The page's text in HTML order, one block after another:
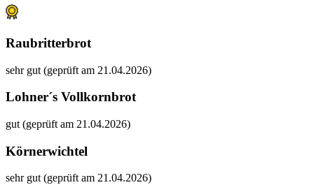
Raubritterbrot
sehr gut (geprüft am 21.04.2026)
Lohner´s Vollkornbrot
gut (geprüft am 21.04.2026)
Körnerwichtel
sehr gut (geprüft am 21.04.2026)